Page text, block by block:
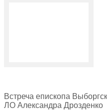
Встреча епископа
ЛО Александра Дрозденко